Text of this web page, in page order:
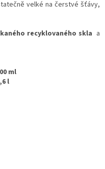
velké na čerstvé šťávy,
recyklovaného skla a
ml
l